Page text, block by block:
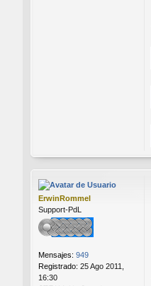
ErwinRommel
Support-PdL
Mensajes: 949
Registrado: 25 Ago 2011,
16:30